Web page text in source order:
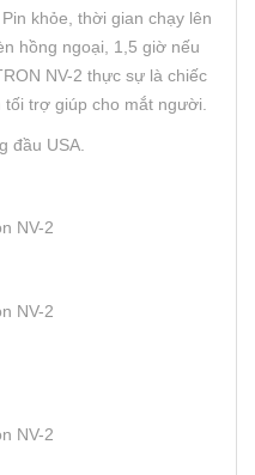
khỏe, thời gian chạy lên
hồng ngoại, 1,5 giờ nếu
NV-2 thực sự là chiếc
trợ giúp cho mắt người.
đầu USA.